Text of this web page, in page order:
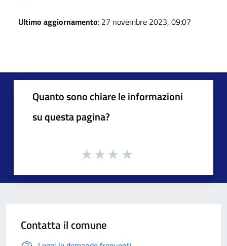
Ultimo aggiornamento: 27 novembre 2023, 09:07
Quanto sono chiare le informazioni
su questa pagina?
Contatta il comune